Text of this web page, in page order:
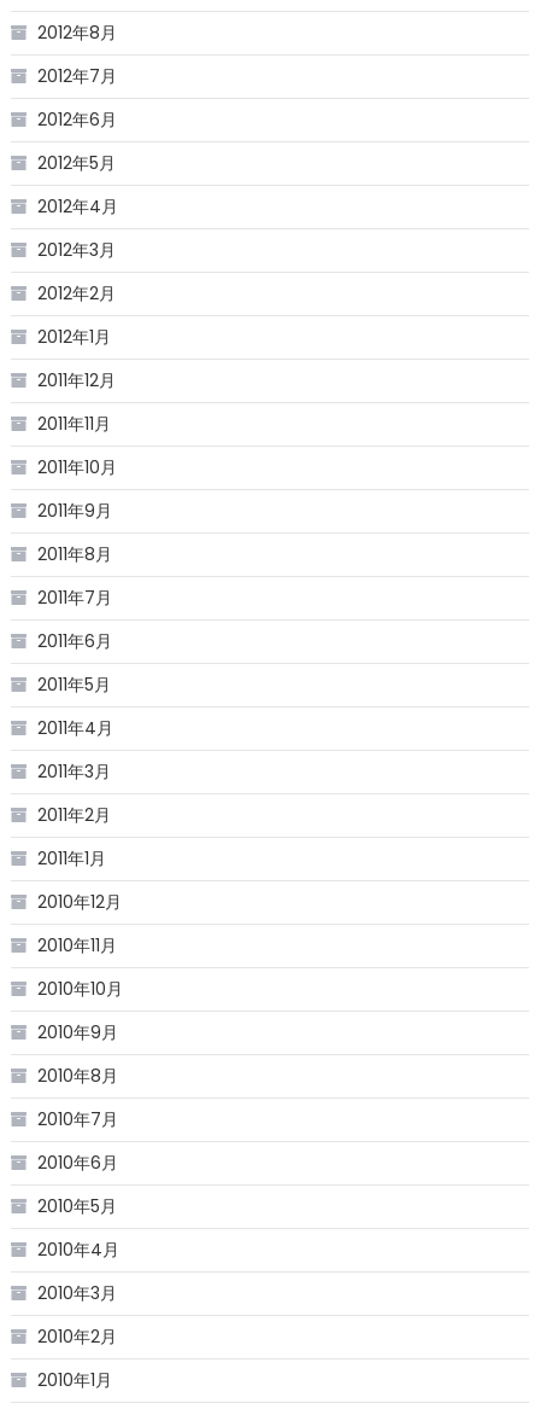
2012年8月
2012年7月
2012年6月
2012年5月
2012年4月
2012年3月
2012年2月
2012年1月
2011年12月
2011年11月
2011年10月
2011年9月
2011年8月
2011年7月
2011年6月
2011年5月
2011年4月
2011年3月
2011年2月
2011年1月
2010年12月
2010年11月
2010年10月
2010年9月
2010年8月
2010年7月
2010年6月
2010年5月
2010年4月
2010年3月
2010年2月
2010年1月